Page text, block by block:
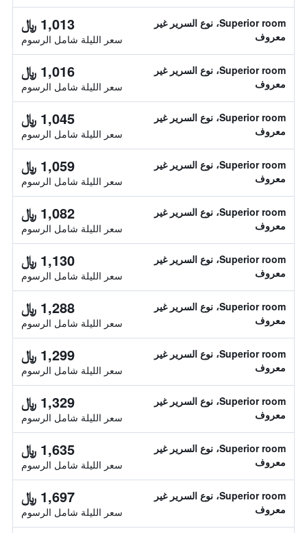
Superior room، نوع السرير غير
معروف
1,013 ﷼
سعر الليلة شامل الرسوم
Superior room، نوع السرير غير
معروف
1,016 ﷼
سعر الليلة شامل الرسوم
Superior room، نوع السرير غير
معروف
1,045 ﷼
سعر الليلة شامل الرسوم
Superior room، نوع السرير غير
معروف
1,059 ﷼
سعر الليلة شامل الرسوم
Superior room، نوع السرير غير
معروف
1,082 ﷼
سعر الليلة شامل الرسوم
Superior room، نوع السرير غير
معروف
1,130 ﷼
سعر الليلة شامل الرسوم
Superior room، نوع السرير غير
معروف
1,288 ﷼
سعر الليلة شامل الرسوم
Superior room، نوع السرير غير
معروف
1,299 ﷼
سعر الليلة شامل الرسوم
Superior room، نوع السرير غير
معروف
1,329 ﷼
سعر الليلة شامل الرسوم
Superior room، نوع السرير غير
معروف
1,635 ﷼
سعر الليلة شامل الرسوم
Superior room، نوع السرير غير
معروف
1,697 ﷼
سعر الليلة شامل الرسوم